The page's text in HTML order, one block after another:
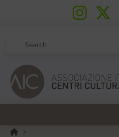
Search
HOME
>